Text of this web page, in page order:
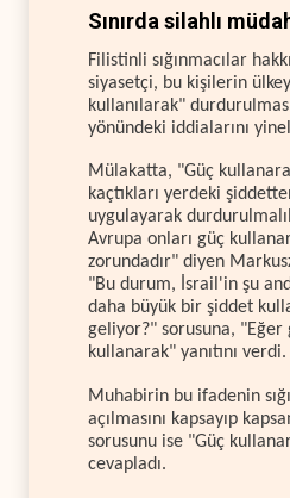
Sınırda silahlı
Filistinli sığınmacılar
siyasetçi, bu kişilerin
kullanılarak"
yönündeki iddialarını
Mülakatta, "Güç
kaçtıkları yerdeki
uygulayarak
Avrupa onları güç
zorundadır" diyen
"Bu durum, İsrail'in şu
daha büyük bir şiddet
geliyor?" sorusuna, "Eğer
kullanarak" yanıtını verdi.
Muhabirin bu ifadenin
açılmasını kapsayıp
sorusunu ise "Güç
cevapladı.